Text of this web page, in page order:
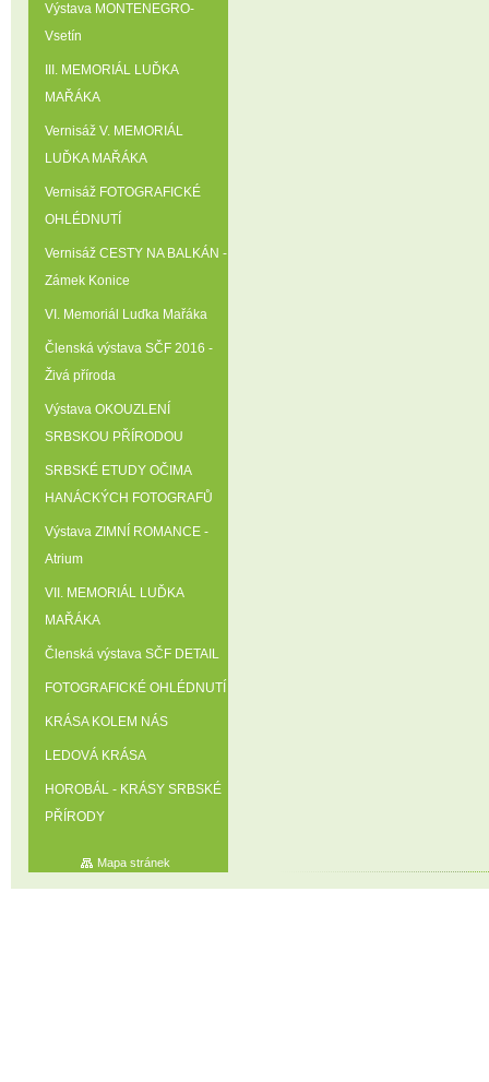
Výstava MONTENEGRO-
Vsetín
III. MEMORIÁL LUĎKA
MAŘÁKA
Vernisáž V. MEMORIÁL
LUĎKA MAŘÁKA
Vernisáž FOTOGRAFICKÉ
OHLÉDNUTÍ
Vernisáž CESTY NA BALKÁN -
Zámek Konice
VI. Memoriál Luďka Mařáka
Členská výstava SČF 2016 -
Živá příroda
Výstava OKOUZLENÍ
SRBSKOU PŘÍRODOU
SRBSKÉ ETUDY OČIMA
HANÁCKÝCH FOTOGRAFŮ
Výstava ZIMNÍ ROMANCE -
Atrium
VII. MEMORIÁL LUĎKA
MAŘÁKA
Členská výstava SČF DETAIL
FOTOGRAFICKÉ OHLÉDNUTÍ
KRÁSA KOLEM NÁS
LEDOVÁ KRÁSA
HOROBÁL - KRÁSY SRBSKÉ
PŘÍRODY
Mapa stránek